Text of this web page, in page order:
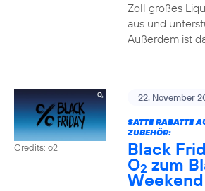
Zoll großes
aus und
Außerdem ist
Credits: o2
22. November
SATTE RABATTE
ZUBEHÖR:
Black
O2 zum
Weekend